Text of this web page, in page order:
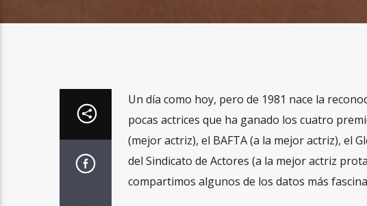
Un día como hoy, pero de 1981 nace la
pocas actrices que ha ganado los cuatro
(mejor actriz), el BAFTA (a la mejor actriz), el
del Sindicato de Actores (a la mejor actriz
compartimos algunos de los datos más